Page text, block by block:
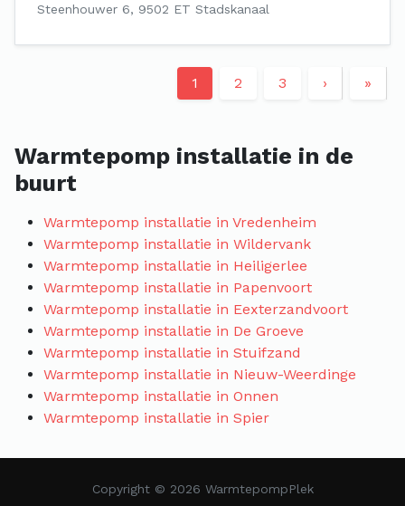
Steenhouwer 6, 9502 ET Stadskanaal
1 2 3 › »
Warmtepomp installatie in de
buurt
Warmtepomp installatie in Vredenheim
Warmtepomp installatie in Wildervank
Warmtepomp installatie in Heiligerlee
Warmtepomp installatie in Papenvoort
Warmtepomp installatie in Eexterzandvoort
Warmtepomp installatie in De Groeve
Warmtepomp installatie in Stuifzand
Warmtepomp installatie in Nieuw-Weerdinge
Warmtepomp installatie in Onnen
Warmtepomp installatie in Spier
Copyright © 2026 WarmtepompPlek